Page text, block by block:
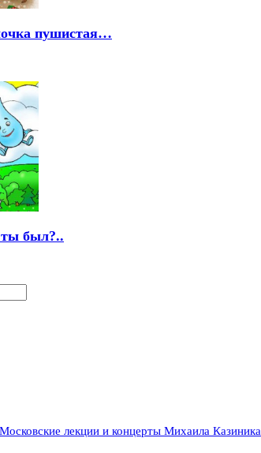
пушистая…
был?..
Московские лекции и концерты Михаила Казиника